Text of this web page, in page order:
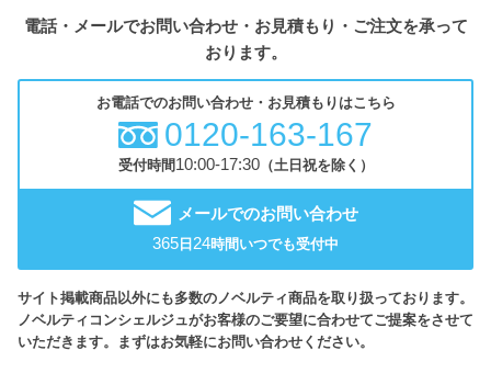
電話・メールでお問い合わせ・お見積もり・ご注文を承って
おります。
お電話でのお問い合わせ・お見積もりはこちら
0120-163-167
受付時間10:00-17:30（土日祝を除く）
メールでのお問い合わせ
365 日 24時間いつでも受付中
サイト掲載商品以外にも多数のノベルティ商品を取り扱っております。
ノベルティコンシェルジュがお客様のご要望に合わせてご提案をさせて
いただきます。まずはお気軽にお問い合わせください。